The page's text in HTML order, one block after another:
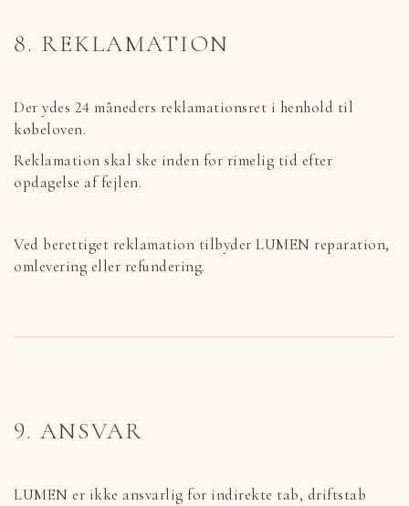
8. REKLAMATION
Der ydes 24 måneders reklamationsret i henhold til
købeloven.
Reklamation skal ske inden for rimelig tid efter
opdagelse af fejlen.
Ved berettiget reklamation tilbyder LUMEN reparation,
omlevering eller refundering.
9. ANSVAR
LUMEN er ikke ansvarlig for indirekte tab, driftstab